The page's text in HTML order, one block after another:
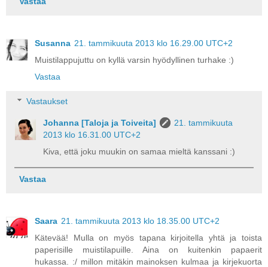
Susanna 21. tammikuuta 2013 klo 16.29.00 UTC+2
Muistilappujuttu on kyllä varsin hyödyllinen turhake :)
Vastaa
Vastaukset
Johanna [Taloja ja Toiveita]
21. tammikuuta
2013 klo 16.31.00 UTC+2
Kiva, että joku muukin on samaa mieltä kanssani :)
Vastaa
Saara 21. tammikuuta 2013 klo 18.35.00 UTC+2
Kätevää! Mulla on myös tapana kirjoitella yhtä ja toista
paperisille muistilapuille. Aina on kuitenkin papaerit
hukassa. :/ millon mitäkin mainoksen kulmaa ja kirjekuorta